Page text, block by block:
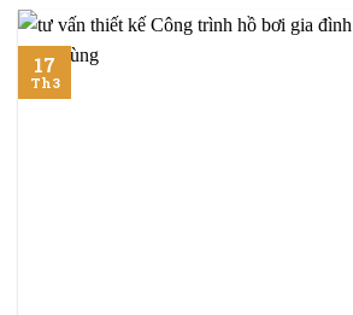
17
Th3